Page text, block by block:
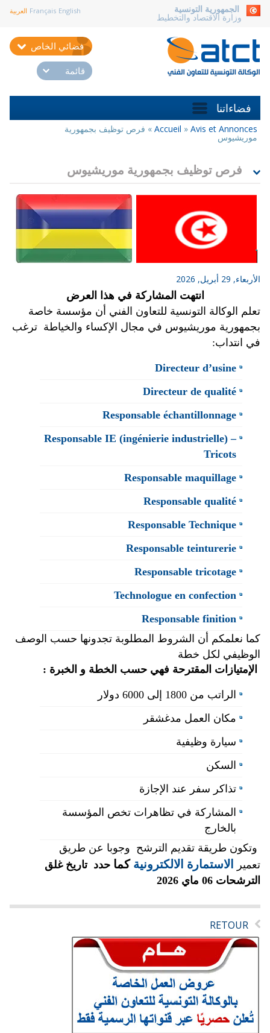
الجمهورية التونسية
وزارة الاقتصاد والتخطيط
Français English العربية
فضائي الخاص
قائمة
فضاءاتنا
أنت
هنا
Accueil » Avis et Annonces
» فرص توظيف بجمهورية
موريشيوس
فرص توظيف بجمهورية موريشيوس
الأربعاء, 29 أبريل, 2026
انتهت المشاركة في هذا العرض
تعلم الوكالة التونسية للتعاون الفني أن مؤسسة خاصة
بجمهورية موريشيوس في مجال الإكساء والخياطة ترغب
في انتداب:
Directeur d’usine
Directeur de qualité
Responsable échantillonnage
Responsable IE (ingénierie industrielle) –
Tricots
Responsable maquillage
Responsable qualité
Responsable Technique
Responsable teinturerie
Responsable tricotage
Technologue en confection
Responsable finition
كما نعلمكم أن الشروط المطلوبة تجدونها حسب الوصف
الوظيفي لكل خطة
الإمتيازات المقترحة فهي حسب الخطة و الخبرة :
الراتب من 1800 إلى 6000 دولار
مكان العمل مدغشقر
سيارة وظيفية
السكن
تذاكر سفر عند الإجازة
المشاركة في تظاهرات تخص المؤسسة
بالخارج
​وتكون طريقة تقديم الترشح وجوبا عن طريق
تعمير
الاستمارة الالكترونية كما حدد تاريخ غلق
الترشحات 06 ماي 2026
RETOUR